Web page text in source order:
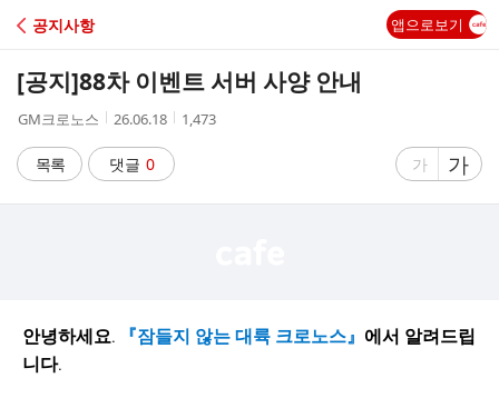
C
A
공지사항 앱으로보기
[공지]88차 이벤트 서버 사양 안내
작
자
GM크로노스
작
시
간
26.06.18
조
1,473
목록 댓글 0
글
게
가
글
자
게
가
안녕하세요. 『잠들지 않는 대륙 크로노스』 에서 알려드립
니다.